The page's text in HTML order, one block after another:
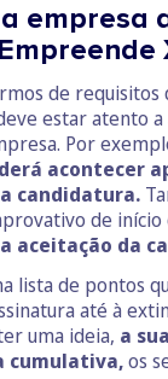
empresa
de requisitos
estar atento
Por
acontecer
candidatura.
de início
aceitação da
lista de pontos
até à
uma ideia, a
cumulativa,os